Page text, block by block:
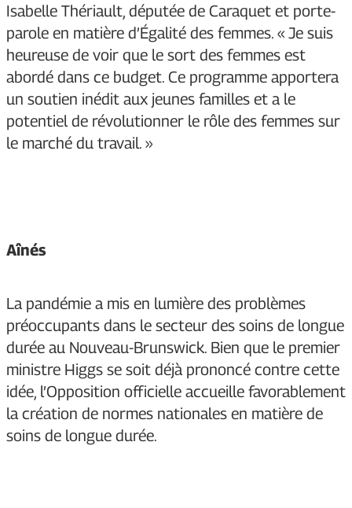
Isabelle Thériault, députée de Caraquet et porte-
parole en matière d’Égalité des femmes. « Je suis
heureuse de voir que le sort des femmes est
abordé dans ce budget. Ce programme apportera
un soutien inédit aux jeunes familles et a le
potentiel de révolutionner le rôle des femmes sur
le marché du travail. »
Aînés
La pandémie a mis en lumière des problèmes
préoccupants dans le secteur des soins de longue
durée au Nouveau-Brunswick. Bien que le premier
ministre Higgs se soit déjà prononcé contre cette
idée, l’Opposition officielle accueille favorablement
la création de normes nationales en matière de
soins de longue durée.